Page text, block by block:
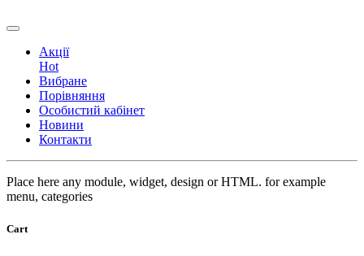
Акції
Hot
Вибране
Порівняння
Особистий кабінет
Новини
Контакти
Place here any module, widget, design or HTML. for example
menu, categories
Cart